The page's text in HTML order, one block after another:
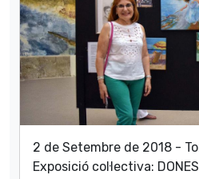
2 de Setembre de 2018 -
Exposició col·lectiva: